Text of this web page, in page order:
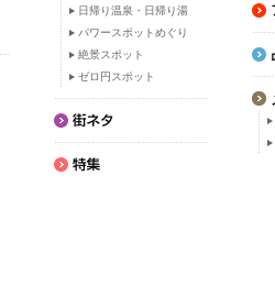
日帰り温泉・日帰り湯
パワースポットめぐり
絶景スポット
ゼロ円スポット